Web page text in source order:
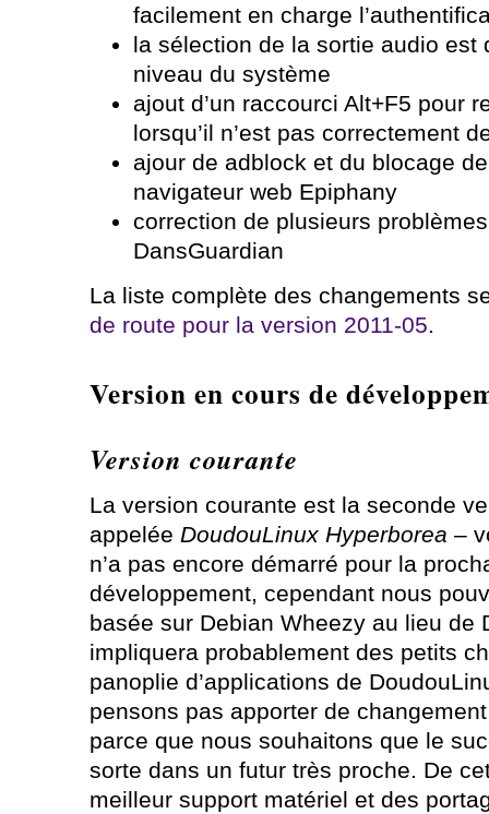
facilement en charge
la sélection de la sortie audio est
niveau du système
ajout d’un raccourci Alt+F5 pour
lorsqu’il n’est pas correctement
ajour de adblock et du blocage
navigateur web Epiphany
correction de plusieurs
DansGuardian
La liste complète des changements
de route pour la version 2011-05.
Version en cours de
Version courante
La version courante est la seconde
appelée DoudouLinux Hyperborea –
n’a pas encore démarré pour la
développement, cependant nous
basée sur Debian Wheezy au lieu de
impliquera probablement des petits
panoplie d’applications de
pensons pas apporter de
parce que nous souhaitons que le
sorte dans un futur très proche. De
meilleur support matériel et des